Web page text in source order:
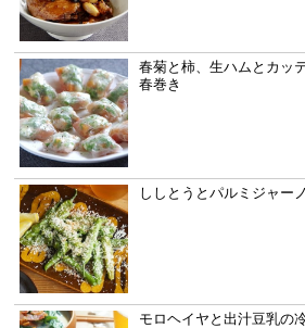
春菊と柿、生ハムとカッ
春巻き
ししとうとパルミジャー
モロヘイヤと出汁豆乳の